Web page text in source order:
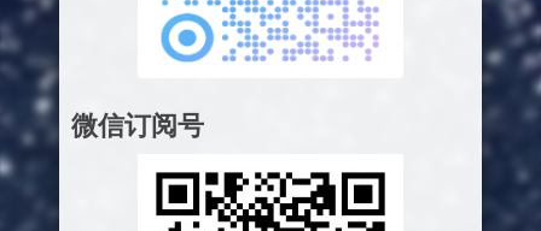
微信订阅号